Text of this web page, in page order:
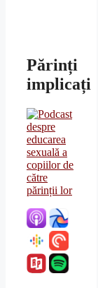
Părinți
implicați